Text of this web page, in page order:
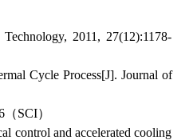
2011, 27(12):1178-
Cycle Process[J]. Journal of
SCI）
control and accelerated cooling